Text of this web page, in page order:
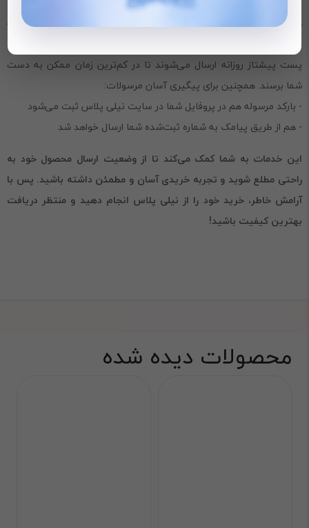
هنگام خرید از فروشگاه آنلاین نیلی پلاس، می‌توانید مطمئن باشید که
سفارش شما با سرعت بالا و دقت ارسال خواهد شد. تمام خریدها از طریق
پست پیشتاز روزانه ارسال می‌شوند تا در کم‌ترین زمان ممکن به دست
شما برسند. همچنین برای پیگیری آسان مرسولات:
- بارکد مرسوله هم در پروفایل شما در سایت نیلی پلاس ثبت می‌شود
- هم از طریق پیامک به شماره ثبت‌شده شما ارسال خواهد شد
این خدمات به شما کمک می‌کند تا از وضعیت ارسال محصول خود به
راحتی مطلع شوید و تجربه خریدی آسان و مطمئن داشته باشید. پس با
آرامش خاطر، خرید خود را از نیلی پلاس انجام دهید و منتظر دریافت
بهترین کیفیت باشید!
محصولات دیده شده